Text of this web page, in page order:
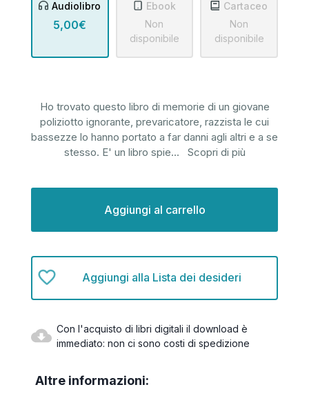
Audiolibro
5,00€
Ebook
Non
disponibile
Cartaceo
Non
disponibile
Ho trovato questo libro di memorie di un giovane
poliziotto ignorante, prevaricatore, razzista le cui
bassezze lo hanno portato a far danni agli altri e a se
stesso. E' un libro spie... Scopri di più
Aggiungi alla Lista dei desideri
Con l'acquisto di libri digitali il download è
immediato: non ci sono costi di spedizione
Altre informazioni: